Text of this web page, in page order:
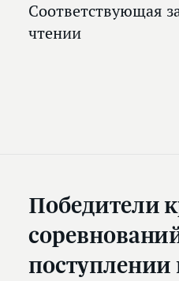
Соответствующая
чтении
Победители
поступлении